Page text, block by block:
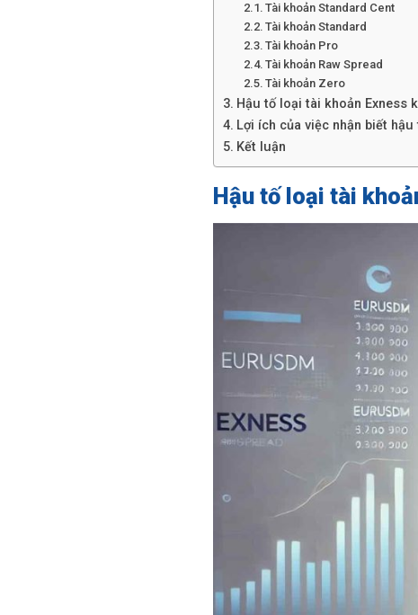
Tài khoản Standard Cent
Tài khoản Standard
Tài khoản Pro
Tài khoản Raw Spread
Tài khoản Zero
Hậu tố loại tài khoản Exness
Lợi ích của việc nhận biết hậu
Kết luận
Hậu tố loại tài